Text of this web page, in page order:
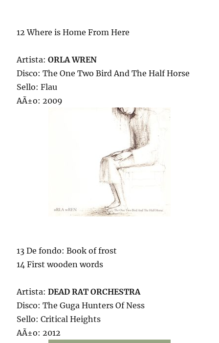
12 Where is Home From Here
Artista:ORLA WREN
Disco: The One Two Bird And The Half Horse
Sello: Flau
AÃ±o: 2009
13 De fondo: Book of frost
14 First wooden words
Artista: DEAD RAT ORCHESTRA
Disco: The Guga Hunters Of Ness
Sello: Critical Heights
AÃ±o: 2012